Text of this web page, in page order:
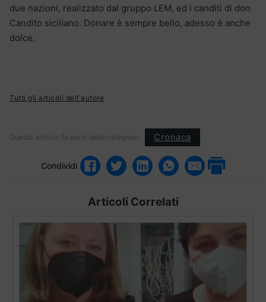
due nazioni, realizzato dal gruppo LEM, ed i canditi di don
Candito siciliano. Donare è sempre bello, adesso è anche
dolce.
Tutti gli articoli dell'autore
Questo articolo fa parte delle categorie: Cronaca
Condividi
Articoli Correlati